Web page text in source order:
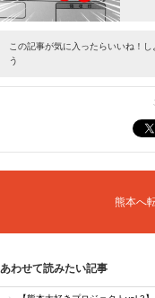
この記事が気に入ったらいいね！し
う
熊本へ
あわせて読みたい記事